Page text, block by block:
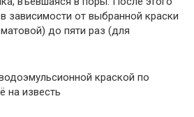
зависимости от выбранной краски
до пяти раз (для